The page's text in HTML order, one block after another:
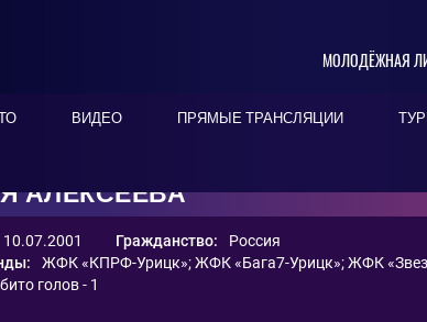
МОЛОДЁЖНАЯ
ВИДЕО ПРЯМЫЕ ТРАНСЛЯЦИИ
АЛЕКСЕЕВА
10.07.2001 Гражданство:
Россия
ЖФК «КПРФ-Урицк»;ЖФК «Бага7-Урицк»;ЖФК
голов - 1